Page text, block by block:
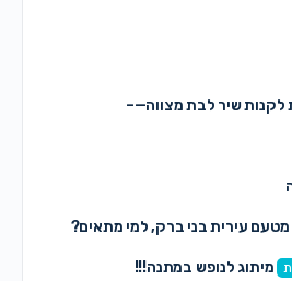
שיר לבת מצווה—–
עירית בני ברק, למי מתאים?
מיתוג לנופש במתנה!!!